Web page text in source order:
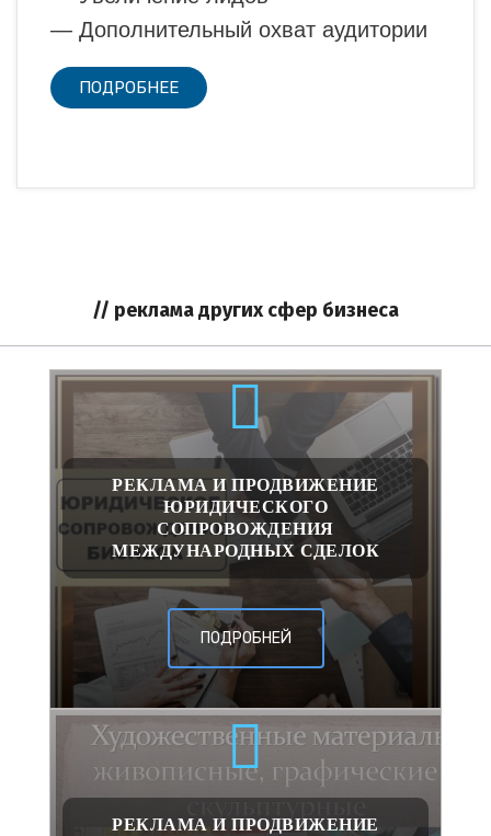
— Дополнительный охват аудитории
ПОДРОБНЕЕ
// реклама других сфер бизнеса
РЕКЛАМА И ПРОДВИЖЕНИЕ
ЮРИДИЧЕСКОГО
СОПРОВОЖДЕНИЯ
МЕЖДУНАРОДНЫХ СДЕЛОК
ПОДРОБНЕЙ
РЕКЛАМА И ПРОДВИЖЕНИЕ